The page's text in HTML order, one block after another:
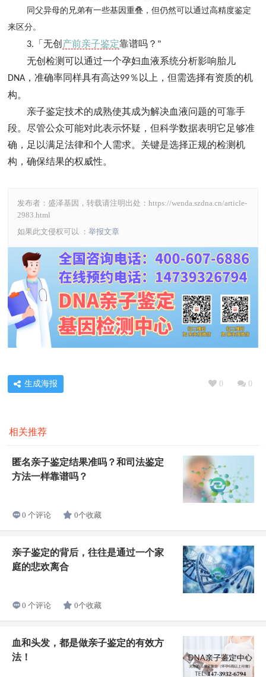
同父异母的兄弟有一些基因重叠，但仍然可以通过高精度鉴定
来区分。
3. 「无创 产前亲子鉴定靠谱吗？ "
无创检测可以通过一个孕妇血液系统分析影响胎儿
DNA ，准确率同样具有高达99％以上，但需选择有资质的机
构。
亲子鉴定技术的成熟使其成为解决血液问题的可靠手
段。尽管公众可能对此表示怀疑，但科学数据表明它足够准
确，足以满足法律和个人需求。关键是选择正规的检测机
构，确保结果的权威性。
发布者：盛泽基因，转载请注明出处： https://wenda.szdna.cn/article-
2983.html
如果此文侵权可以 ： 举报文章
0 0
生成海报
相关推荐
匿名亲子鉴定结果准吗？和司法鉴定
方法一样靠谱吗？
0 个评论 0个收藏
亲子鉴定的背后，往往是通过一个家
庭的悲欢离合
0 个评论 0个收藏
血和头发，都是做亲子鉴定的有效方
法！